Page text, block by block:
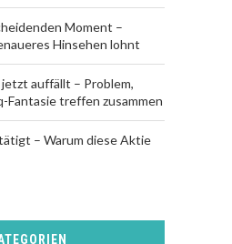
Moment –
Hinsehen lohnt
auffällt – Problem,
Fantasie treffen zusammen
– Warum diese Aktie